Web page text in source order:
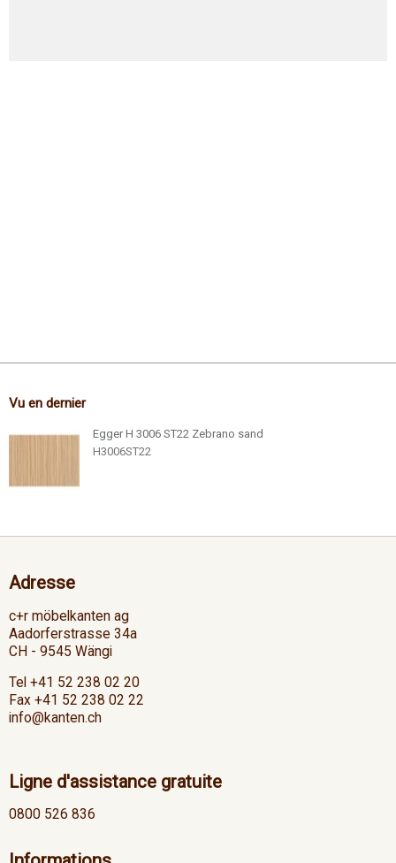
Vu en dernier
Egger H 3006 ST22 Zebrano sand
H3006ST22
Adresse
c+r möbelkanten ag
Aadorferstrasse 34a
CH - 9545 Wängi
Tel +41 52 238 02 20
Fax +41 52 238 02 22
info@kanten.ch
Ligne d'assistance gratuite
0800 526 836